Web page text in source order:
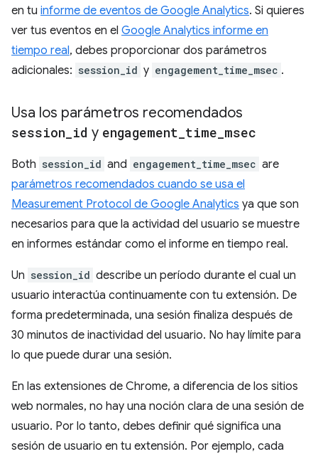
en tu informe de eventos de Google Analytics. Si quieres
ver tus eventos en el Google Analytics informe en
tiempo real, debes proporcionar dos parámetros
adicionales: session_id y engagement_time_msec .
Usa los parámetros recomendados
session id y engagement time msec
Both session_id and engagement_time_msec are
parámetros recomendados cuando se usa el
Measurement Protocol de Google Analytics ya que son
necesarios para que la actividad del usuario se muestre
en informes estándar como el informe en tiempo real.
Un session_id describe un período durante el cual un
usuario interactúa continuamente con tu extensión. De
forma predeterminada, una sesión finaliza después de
30 minutos de inactividad del usuario. No hay límite para
lo que puede durar una sesión.
En las extensiones de Chrome, a diferencia de los sitios
web normales, no hay una noción clara de una sesión de
usuario. Por lo tanto, debes definir qué significa una
sesión de usuario en tu extensión. Por ejemplo, cada